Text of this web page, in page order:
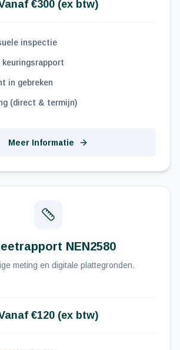
€300 (ex btw)
inspectie
keuringsrapport
in gebreken
(direct & termijn)
Meer Informatie
NEN2580
meting en digitale plattegronden.
€120 (ex btw)